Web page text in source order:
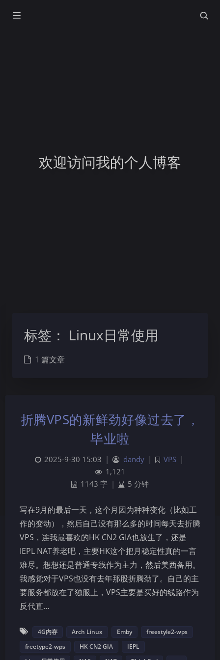
欢迎访问我的个人博客
夜间模式
关闭 日落
标签： Linux日常使用
1 篇文章
折腾VPS的新鲜劲好像过去了，
毕业啦
2025-9-30 15:03 | dandy | VPS |
1,121
1143 字 | 5 分钟
写在9月的最后一天，这个月因为种种变化（比如工
作的变动），然后自己没有那么多的时间每天去折腾
VPS，连我最喜欢的HK CN2 GIA也放生了，还是
IEPL NAT养老吧，主要HK这个把月稳定性真的一言
难尽。想想还是普通专线作为主力，然后美西备用。
我感觉对于VPS也没有去年那股折腾劲了。自己的主
要服务都放在了独服上，VPS主要是买好的线路作为
反代直…
4G内存 Arch Linux Emby
freestyle2-wps
freetype2-wps
HK CN2 GIA
IEPL